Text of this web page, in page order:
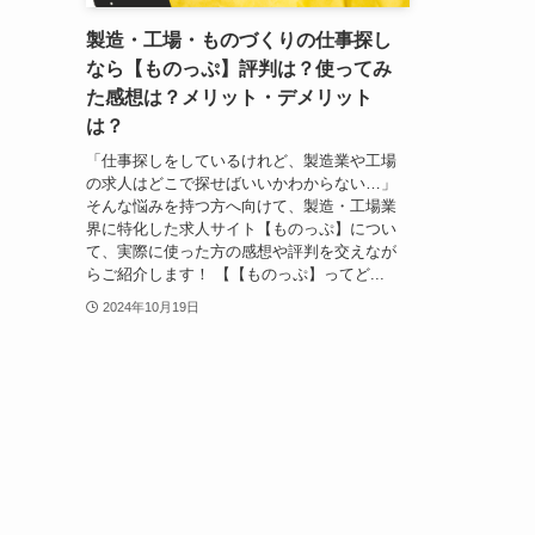
製造・工場・ものづくりの仕事探し
なら【ものっぷ】評判は？使ってみ
た感想は？メリット・デメリット
は？
「仕事探しをしているけれど、製造業や工場
の求人はどこで探せばいいかわからない…」
そんな悩みを持つ方へ向けて、製造・工場業
界に特化した求人サイト【ものっぷ】につい
て、実際に使った方の感想や評判を交えなが
らご紹介します！ 【【ものっぷ】ってど...
2024年10月19日